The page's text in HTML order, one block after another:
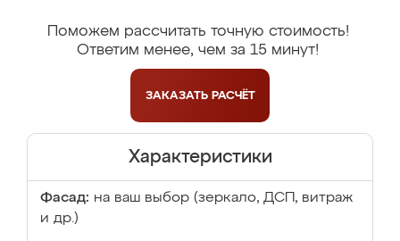
Поможем рассчитать точную стоимость!
Ответим менее, чем за 15 минут!
ЗАКАЗАТЬ РАСЧЁТ
Характеристики
Фасад: на ваш выбор (зеркало, ДСП, витраж
и др.)